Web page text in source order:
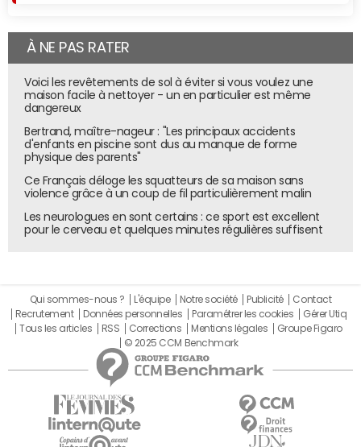
À NE PAS RATER
Voici les revêtements de sol à éviter si vous voulez une
maison facile à nettoyer - un en particulier est même
dangereux
Bertrand, maître-nageur : "Les principaux accidents
d'enfants en piscine sont dus au manque de forme
physique des parents"
Ce Français déloge les squatteurs de sa maison sans
violence grâce à un coup de fil particulièrement malin
Les neurologues en sont certains : ce sport est excellent
pour le cerveau et quelques minutes régulières suffisent
Qui sommes-nous ? L'équipe Notre société Publicité
Contact
Recrutement
Données personnelles Paramétrer les cookies
Gérer Utiq
Tous les articles
RSS Corrections Mentions légales
Groupe Figaro
© 2025 CCM Benchmark